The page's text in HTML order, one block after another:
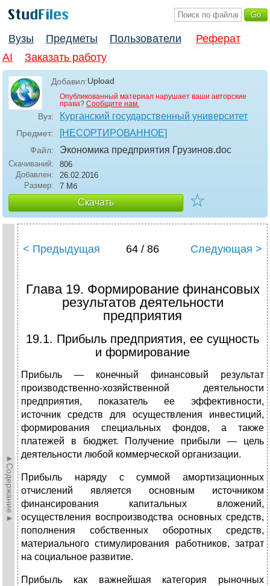
Вузы Предметы Пользователи
Реферат
AI
Заказать работу
Добавил:Upload
Опубликованный материал нарушает ваши авторские
права? Сообщите нам.
Вуз: Курганский государственный университет
Предмет: [НЕСОРТИРОВАННОЕ]
Файл: Экономика предприятия Грузинов.doc
Скачиваний:
806
Добавлен:
26.02.2016
Размер:
7 Мб
Скачать ☆
►Содержание►
< Предыдущая 64 / 86 Следующая >
Глава 19. Формирование финансовых
результатов деятельности
предприятия
19.1. Прибыль предприятия, ее сущность
и формирование
Прибыль — конечный финансовый результат
производственно-хозяйственной деятельности
предприятия, показатель ее эффективности,
источник средств для осуществления инвестиций,
формирования специальных фондов, а также
платежей в бюджет. Получение прибыли — цель
деятельности любой коммерческой организации.
Прибыль наряду с суммой амортизационных
отчислений является основным источником
финансирования капитальных вложений,
осуществления воспроизводства основных средств,
пополнения собственных оборотных средств,
материального стимулирования работников, затрат
на социальное развитие.
Прибыль как важнейшая категория рыночных